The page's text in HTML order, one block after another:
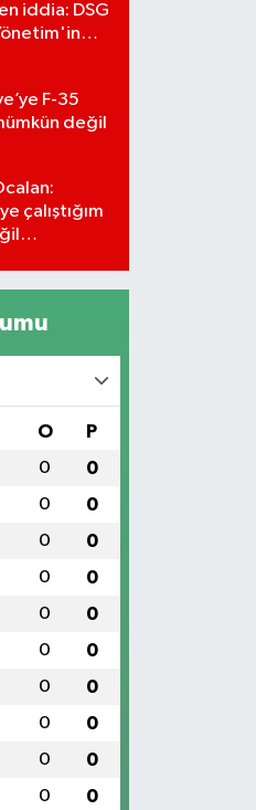
iddia: DSG
F-35
değil
çalıştığım
O P
0 0
0 0
0 0
0 0
0 0
0 0
0 0
0 0
0 0
0 0